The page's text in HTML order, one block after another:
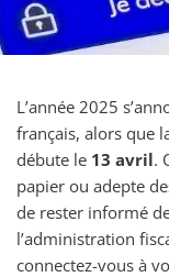
L’année 2025
français, alors que
débute le 13 avril.
papier ou adepte
de rester informé
l’administration
connectez-vous à